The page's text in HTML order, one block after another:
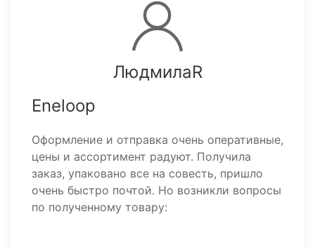
ЛюдмилаR
Eneloop
Оформление и отправка очень оперативные,
цены и ассортимент радуют. Получила
заказ, упаковано все на совесть, пришло
очень быстро почтой. Но возникли вопросы
по полученному товару: